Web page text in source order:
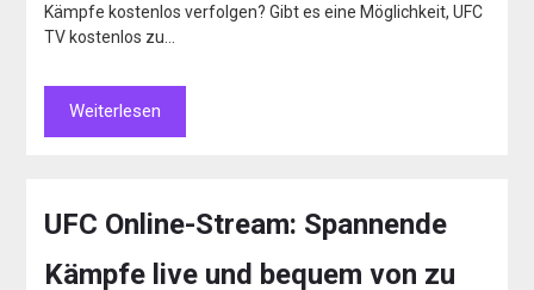
Kämpfe kostenlos verfolgen? Gibt es eine Möglichkeit, UFC
TV kostenlos zu…
Weiterlesen
UFC Online-Stream: Spannende
Kämpfe live und bequem von zu